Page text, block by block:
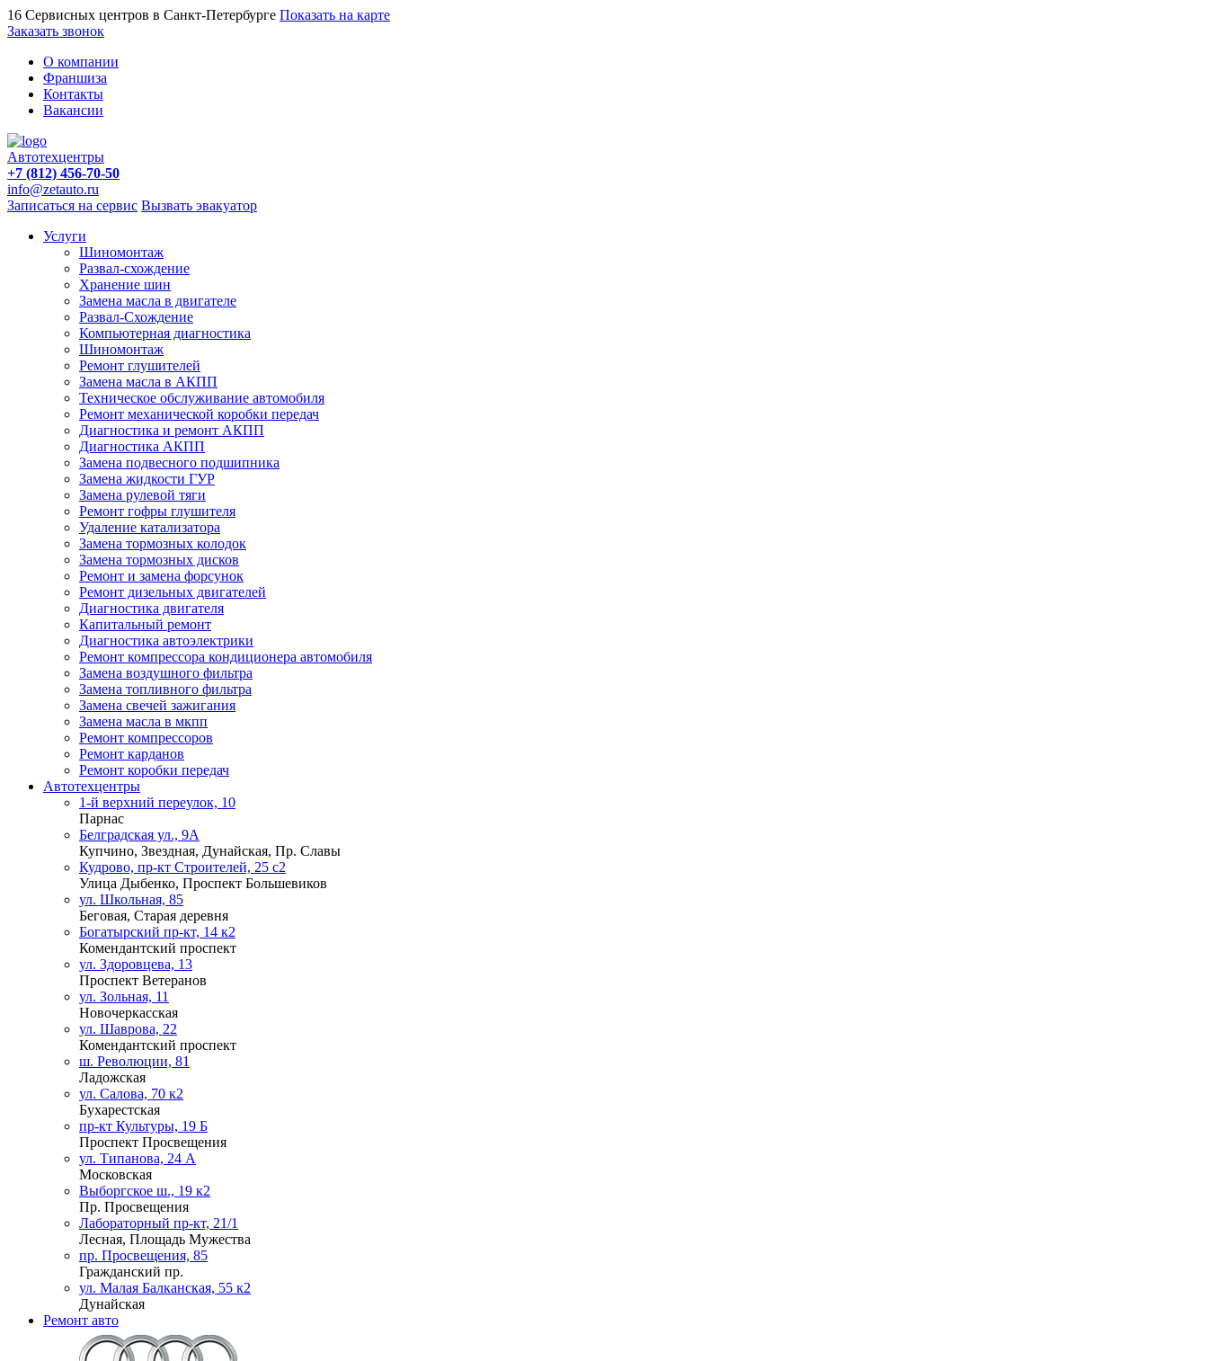
16 Сервисных центров в Санкт-Петербурге Показать на карте
Заказать звонок
О компании
Франшиза
Контакты
Вакансии
Автотехцентры
+7 (812) 456-70-50
info@zetauto.ru
Записаться на сервис Вызвать эвакуатор
Услуги
Шиномонтаж
Развал-схождение
Хранение шин
Замена масла в двигателе
Развал-Схождение
Компьютерная диагностика
Шиномонтаж
Ремонт глушителей
Замена масла в АКПП
Техническое обслуживание автомобиля
Ремонт механической коробки передач
Диагностика и ремонт АКПП
Диагностика АКПП
Замена подвесного подшипника
Замена жидкости ГУР
Замена рулевой тяги
Ремонт гофры глушителя
Удаление катализатора
Замена тормозных колодок
Замена тормозных дисков
Ремонт и замена форсунок
Ремонт дизельных двигателей
Диагностика двигателя
Капитальный ремонт
Диагностика автоэлектрики
Ремонт компрессора кондиционера автомобиля
Замена воздушного фильтра
Замена топливного фильтра
Замена свечей зажигания
Замена масла в мкпп
Ремонт компрессоров
Ремонт карданов
Ремонт коробки передач
Автотехцентры
1-й верхний переулок, 10
Парнас
Белградская ул., 9А
Купчино, Звездная, Дунайская, Пр. Славы
Кудрово, пр-кт Строителей, 25 с2
Улица Дыбенко, Проспект Большевиков
ул. Школьная, 85
Беговая, Старая деревня
Богатырский пр-кт, 14 к2
Комендантский проспект
ул. Здоровцева, 13
Проспект Ветеранов
ул. Зольная, 11
Новочеркасская
ул. Шаврова, 22
Комендантский проспект
ш. Революции, 81
Ладожская
ул. Салова, 70 к2
Бухарестская
пр-кт Культуры, 19 Б
Проспект Просвещения
ул. Типанова, 24 А
Московская
Выборгское ш., 19 к2
Пр. Просвещения
Лабораторный пр-кт, 21/1
Лесная, Площадь Мужества
пр. Просвещения, 85
Гражданский пр.
ул. Малая Балканская, 55 к2
Дунайская
Ремонт авто